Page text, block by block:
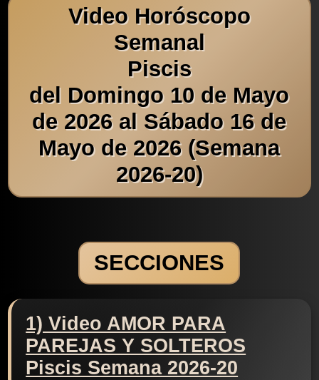
Video Horóscopo
Semanal
Piscis
del Domingo 10 de Mayo
de 2026 al Sábado 16 de
Mayo de 2026 (Semana
2026-20)
SECCIONES
1) Video AMOR PARA
PAREJAS Y SOLTEROS
Piscis Semana 2026-20